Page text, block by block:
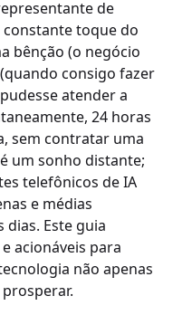
de
toque do
bênção (o negócio
consigo fazer
atender a
24 horas
sem contratar uma
um sonho distante;
telefônicos de IA
e médias
dias. Este guia
acionáveis para
não apenas